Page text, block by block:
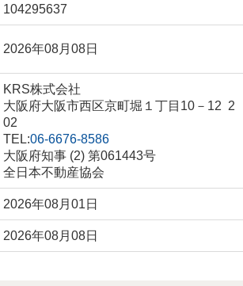
104295637
2026年08月08日
KRS株式会社
大阪府大阪市西区京町堀１丁目10－12 2
02
TEL:06-6676-8586
大阪府知事 (2) 第061443号
全日本不動産協会
2026年08月01日
2026年08月08日